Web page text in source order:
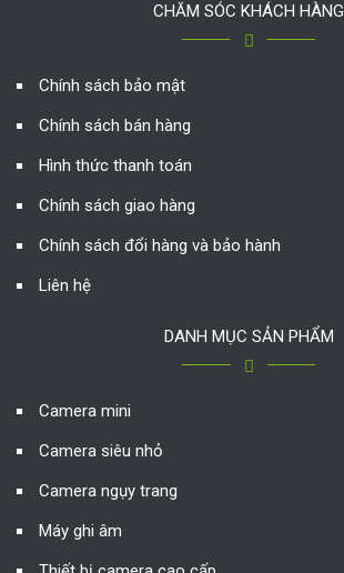
CHĂM SÓC KHÁCH HÀNG
Chính sách bảo mật
Chính sách bán hàng
Hình thức thanh toán
Chính sách giao hàng
Chính sách đổi hàng và bảo hành
Liên hệ
DANH MỤC SẢN PHẨM
Camera mini
Camera siêu nhỏ
Camera ngụy trang
Máy ghi âm